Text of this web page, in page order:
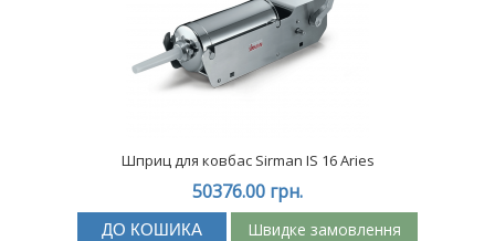
Шприц для ковбас Sirman IS 16 Aries
50376.00 грн.
ДО КОШИКА Швидке замовлення